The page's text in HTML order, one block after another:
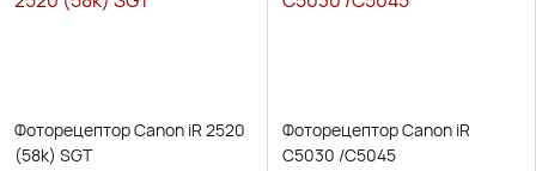
Фоторецептор Canon iR 2520
(58k) SGT
Фоторецептор Canon iR
C5030 /C5045